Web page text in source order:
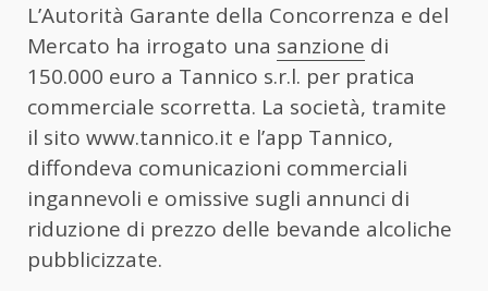
L’Autorità Garante della Concorrenza e del
Mercato ha irrogato una sanzione di
150.000 euro a Tannico s.r.l. per pratica
commerciale scorretta. La società, tramite
il sito www.tannico.it e l’app Tannico,
diffondeva comunicazioni commerciali
ingannevoli e omissive sugli annunci di
riduzione di prezzo delle bevande alcoliche
pubblicizzate.